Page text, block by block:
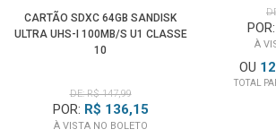
CARTÃO SDXC 64GB SANDISK
ULTRA UHS-I 100MB/S U1 CLASSE
10
DE: R$ 147,99
POR: R$ 136,15
À VISTA NO BOLETO
POR:
À
OU 12
TOTAL